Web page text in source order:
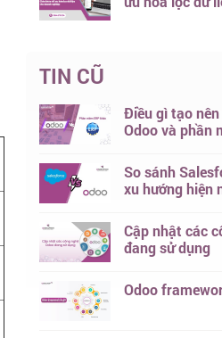
TIN CŨ
Điều gì tạo
Odoo và phần
So sánh
xu hướng hiện
Cập nhật các
đang sử dụng
Odoo